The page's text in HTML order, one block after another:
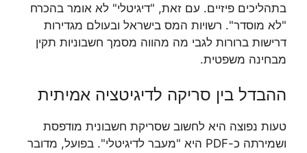
בתהליכים פיזיים. עם זאת, "דיגיטלי" לא אומר בהכרח
"לא מוסדר". רשויות המס בישראל ובעולם מגדירות
דרישות ברורות לגבי מה מהווה מסמך חשבוניות תקין
מבחינה משפטית.
ההבדל בין סריקה לדיגיטציה אמיתית
טעות נפוצה היא לחשוב שסריקת חשבונית מודפסת
ושמירתה כ-PDF היא "מעבר לדיגיטלי". בפועל, מדובר